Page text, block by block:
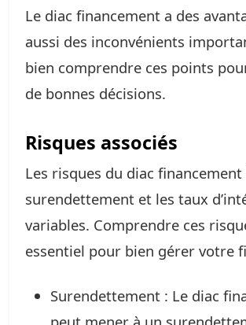
Le diac financement a des
aussi des inconvénients
bien comprendre ces points
de bonnes décisions.
Risques associés
Les risques du diac
surendettement et les taux
variables. Comprendre ces
essentiel pour bien gérer votre
Surendettement : Le diac